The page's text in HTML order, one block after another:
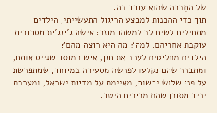
של החֶברה שהוא עובד בה.
תוך כדי ההכנות למבצע הריגול התעשייתי, הילדים
מתחילים לשים לב למשהו מוזר: אישה ג'ינג'ית מסתורית
עוקבת אחריהם. למה? מה היא רוצה מהם?
הילדים מחליטים לערב את חנן, איש המוסד שגייס אותם,
ומתברר שהם נקלעו לפרשה מסעירה במיוחד, שמתפרשת
על פני שלוש יבשות, מאיימת על מדינת ישראל, ומערבת
יריב מסוכן שהם מכירים היטב.